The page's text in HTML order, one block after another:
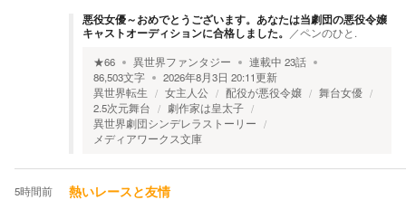
悪役女優～おめでとうございます。あなたは当劇団の悪役令嬢
キャストオーディションに合格しました。
／ペンのひと.
★66 異世界ファンタジー 連載中 23話
86,503文字 2026年8月3日 20:11更新
異世界転生
女主人公 配役が悪役令嬢
舞台女優
2.5次元舞台
劇作家は皇太子
異世界劇団シンデレラストーリー
メディアワークス文庫
5時間前 熱いレースと友情